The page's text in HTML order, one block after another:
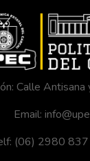
Calle
Email:
(06) 2980